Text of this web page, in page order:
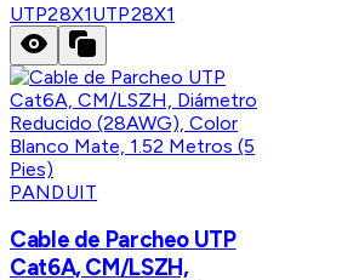
UTP28X1UTP28X1
PANDUIT
Cable de Parcheo UTP
Cat6A, CM/LSZH,